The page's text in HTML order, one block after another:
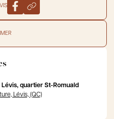
quartier St-Romuald
Lévis, (QC)